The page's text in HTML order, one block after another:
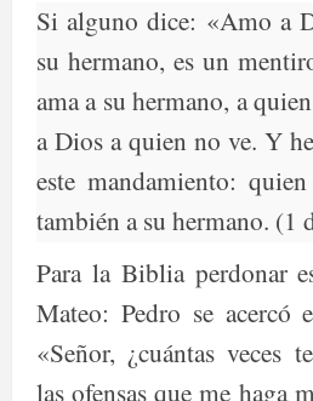
Si alguno dice: «Amo a
su hermano, es un
ama a su hermano, a
a Dios a quien no ve. Y
este mandamiento:
también a su hermano. (1
Para la Biblia perdonar
Mateo: Pedro se acercó
«Señor, ¿cuántas veces
las ofensas que me haga